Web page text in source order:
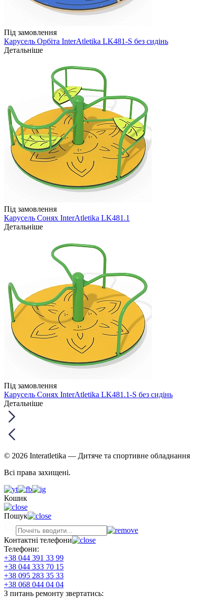
Під замовлення
Карусель Орбіта InterAtletika LK481-S без сидінь
Детальніше
Під замовлення
Карусель Сонях InterAtletika LK481.1
Детальніше
Під замовлення
Карусель Сонях InterAtletika LK481.1-S без сидінь
Детальніше
© 2026 Interatletika — Дитяче та спортивне обладнання
Всі права захищені.
Кошик
Пошук
Контактні телефони
Телефони:
+38 044 391 33 99
+38 044 333 70 15
+38 095 283 35 33
+38 068 044 04 04
З питань ремонту звертатись: